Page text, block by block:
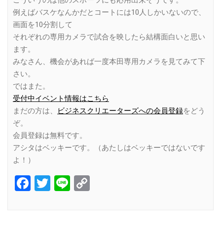
例えばバスケなんかだとコートには10人しかいないので、
画面を10分割して
それぞれの専用カメラで試合を映したら結構面白いと思い
ます。
みなさん、機会があれば一度本田専用カメラを見てみて下
さい。
ではまた。
受付中イベント情報はこちら
まだの方は、
ビジネスクリエーターズへの会員登録をどう
ぞ。
会員登録は無料です。
アシタはベッキーです。（あたしはベッキーではないです
よ！）
Facebook
Twitter
Line